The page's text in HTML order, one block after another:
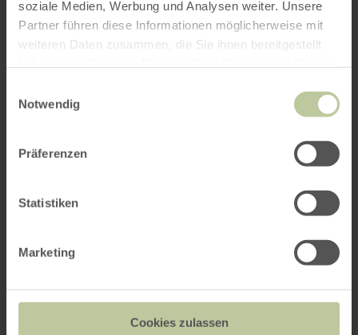
soziale Medien, Werbung und Analysen weiter. Unsere
Partner führen diese Informationen möglicherweise mit
weiteren Daten zusammen, die Sie ihnen bereitgestellt
Notwendig
Präferenzen
Statistiken
Marketing
Cookies zulassen